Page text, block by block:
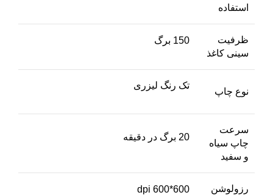
استفاده
ظرفیت
سینی کاغذ
150 برگ
نوع چاپ
تک رنگ لیزری
سرعت
چاپ سیاه
و سفید
20 برگ در دقیقه
رزولوشن
600*600 dpi